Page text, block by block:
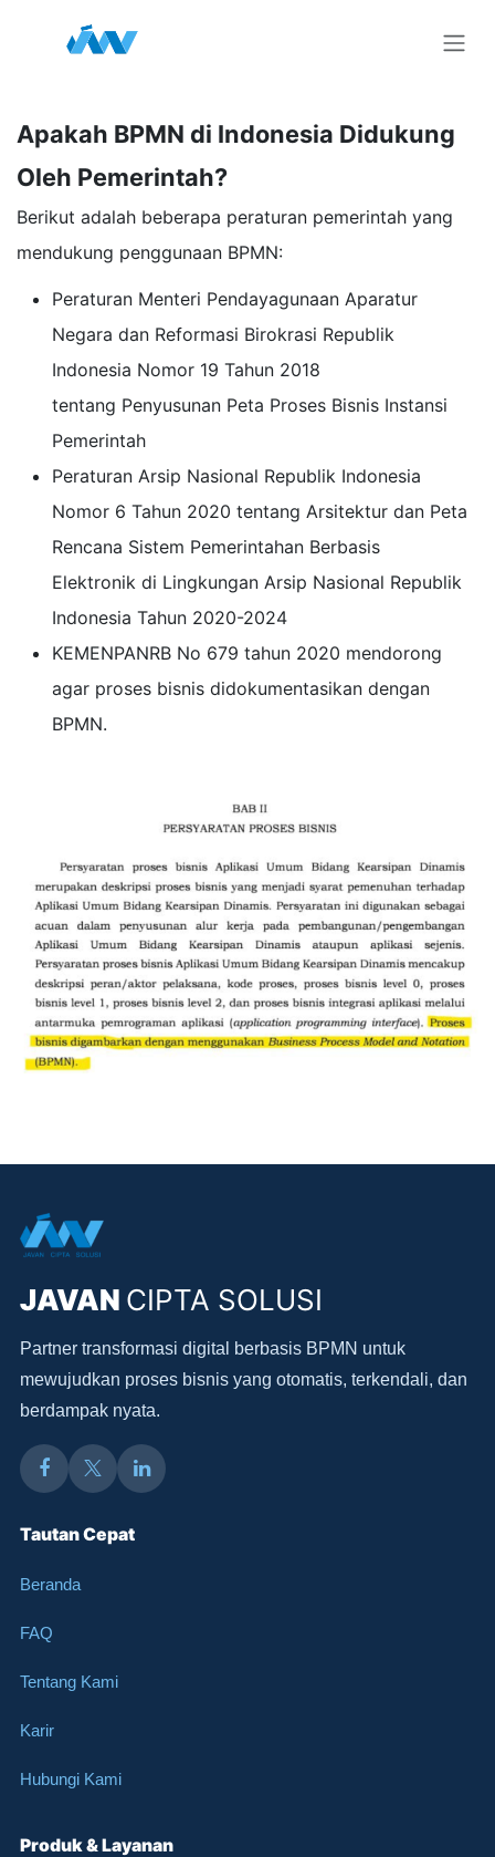
Apakah BPMN di Indonesia Didukung
Oleh Pemerintah?
Berikut adalah beberapa peraturan pemerintah yang
mendukung penggunaan BPMN:
Peraturan Menteri Pendayagunaan Aparatur
Negara dan Reformasi Birokrasi Republik
Indonesia Nomor 19 Tahun 2018
tentang Penyusunan Peta Proses Bisnis Instansi
Pemerintah
Peraturan Arsip Nasional Republik Indonesia
Nomor 6 Tahun 2020 tentang Arsitektur dan Peta
Rencana Sistem Pemerintahan Berbasis
Elektronik di Lingkungan Arsip Nasional Republik
Indonesia Tahun 2020-2024
KEMENPANRB No 679 tahun 2020 mendorong
agar proses bisnis didokumentasikan dengan
BPMN.
JAVAN CIPTA SOLUSI
Partner transformasi digital berbasis BPMN untuk
mewujudkan proses bisnis yang otomatis, terkendali, dan
berdampak nyata.
Tautan Cepat
Beranda
FAQ
Tentang Kami
Karir
Hubungi Kami
Produk & Layanan